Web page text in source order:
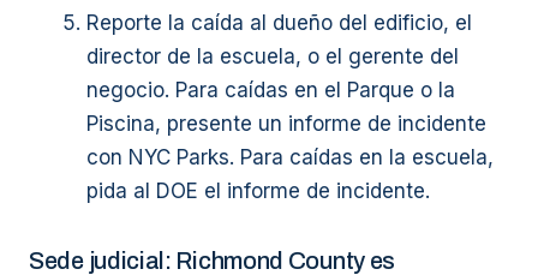
Reporte la caída al dueño del edificio, el
director de la escuela, o el gerente del
negocio. Para caídas en el Parque o la
Piscina, presente un informe de incidente
con NYC Parks. Para caídas en la escuela,
pida al DOE el informe de incidente.
Sede judicial: Richmond County es